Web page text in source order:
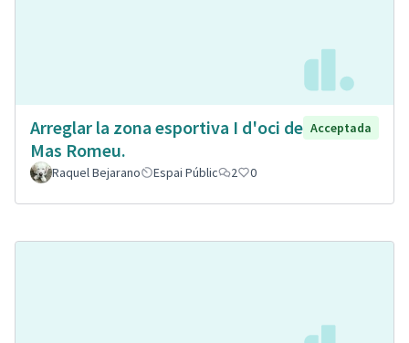
Arreglar la zona esportiva I d'oci de
Mas Romeu.
Acceptada
Raquel Bejarano Espai Públic 2 0